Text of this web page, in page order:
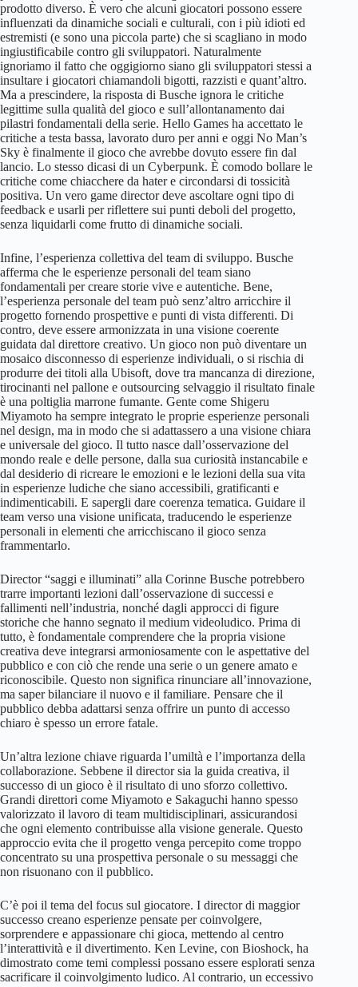
prodotto diverso. È vero che alcuni giocatori possono essere
influenzati da dinamiche sociali e culturali, con i più idioti ed
estremisti (e sono una piccola parte) che si scagliano in modo
ingiustificabile contro gli sviluppatori. Naturalmente
ignoriamo il fatto che oggigiorno siano gli sviluppatori stessi a
insultare i giocatori chiamandoli bigotti, razzisti e quant’altro.
Ma a prescindere, la risposta di Busche ignora le critiche
legittime sulla qualità del gioco e sull’allontanamento dai
pilastri fondamentali della serie. Hello Games ha accettato le
critiche a testa bassa, lavorato duro per anni e oggi No Man’s
Sky è finalmente il gioco che avrebbe dovuto essere fin dal
lancio. Lo stesso dicasi di un Cyberpunk. È comodo bollare le
critiche come chiacchere da hater e circondarsi di tossicità
positiva. Un vero game director deve ascoltare ogni tipo di
feedback e usarli per riflettere sui punti deboli del progetto,
senza liquidarli come frutto di dinamiche sociali.
Infine, l’esperienza collettiva del team di sviluppo. Busche
afferma che le esperienze personali del team siano
fondamentali per creare storie vive e autentiche. Bene,
l’esperienza personale del team può senz’altro arricchire il
progetto fornendo prospettive e punti di vista differenti. Di
contro, deve essere armonizzata in una visione coerente
guidata dal direttore creativo. Un gioco non può diventare un
mosaico disconnesso di esperienze individuali, o si rischia di
produrre dei titoli alla Ubisoft, dove tra mancanza di direzione,
tirocinanti nel pallone e outsourcing selvaggio il risultato finale
è una poltiglia marrone fumante. Gente come Shigeru
Miyamoto ha sempre integrato le proprie esperienze personali
nel design, ma in modo che si adattassero a una visione chiara
e universale del gioco. Il tutto nasce dall’osservazione del
mondo reale e delle persone, dalla sua curiosità instancabile e
dal desiderio di ricreare le emozioni e le lezioni della sua vita
in esperienze ludiche che siano accessibili, gratificanti e
indimenticabili. E sapergli dare coerenza tematica. Guidare il
team verso una visione unificata, traducendo le esperienze
personali in elementi che arricchiscano il gioco senza
frammentarlo.
Director “saggi e illuminati” alla Corinne Busche potrebbero
trarre importanti lezioni dall’osservazione di successi e
fallimenti nell’industria, nonché dagli approcci di figure
storiche che hanno segnato il medium videoludico. Prima di
tutto, è fondamentale comprendere che la propria visione
creativa deve integrarsi armoniosamente con le aspettative del
pubblico e con ciò che rende una serie o un genere amato e
riconoscibile. Questo non significa rinunciare all’innovazione,
ma saper bilanciare il nuovo e il familiare. Pensare che il
pubblico debba adattarsi senza offrire un punto di accesso
chiaro è spesso un errore fatale.
Un’altra lezione chiave riguarda l’umiltà e l’importanza della
collaborazione. Sebbene il director sia la guida creativa, il
successo di un gioco è il risultato di uno sforzo collettivo.
Grandi direttori come Miyamoto e Sakaguchi hanno spesso
valorizzato il lavoro di team multidisciplinari, assicurandosi
che ogni elemento contribuisse alla visione generale. Questo
approccio evita che il progetto venga percepito come troppo
concentrato su una prospettiva personale o su messaggi che
non risuonano con il pubblico.
C’è poi il tema del focus sul giocatore. I director di maggior
successo creano esperienze pensate per coinvolgere,
sorprendere e appassionare chi gioca, mettendo al centro
l’interattività e il divertimento. Ken Levine, con Bioshock, ha
dimostrato come temi complessi possano essere esplorati senza
sacrificare il coinvolgimento ludico. Al contrario, un eccessivo